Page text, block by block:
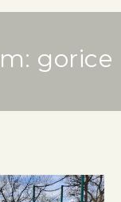
gorice